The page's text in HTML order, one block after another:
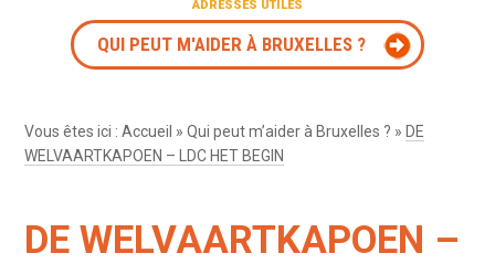
ADRESSES UTILES
QUI PEUT M'AIDER À BRUXELLES ?
Vous êtes ici :Accueil »Qui peut m’aider à Bruxelles ? » DE
WELVAARTKAPOEN – LDC HET BEGIN
DE WELVAARTKAPOEN –